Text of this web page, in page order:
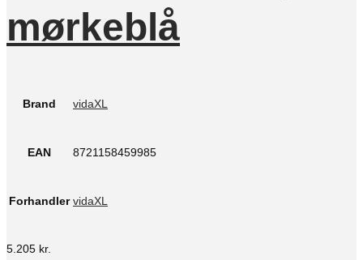
mørkeblå
Brand vidaXL
EAN 8721158459985
Forhandler vidaXL
5.205 kr.